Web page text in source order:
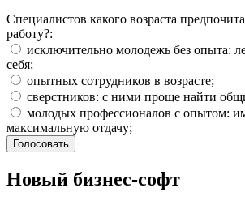
Специалистов какого возраста
работу?:
исключительно молодежь без опыта:
себя;
опытных сотрудников в возрасте;
сверстников: с ними проще найти
молодых профессионалов с опытом:
максимальную отдачу;
Новый бизнес-софт